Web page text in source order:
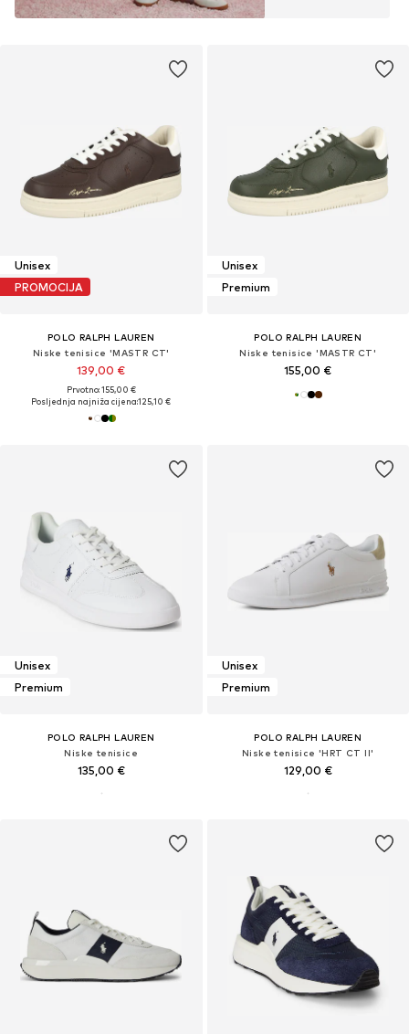
Unisex
PROMOCIJA
POLO RALPH LAUREN
Niske tenisice 'MASTR CT'
139,00 €
Prvotno: 155,00 €
Posljednja najniža cijena:125,10 €
Unisex
Premium
POLO RALPH LAUREN
Niske tenisice 'MASTR CT'
155,00 €
Unisex
Premium
POLO RALPH LAUREN
Niske tenisice
135,00 €
Unisex
Premium
POLO RALPH LAUREN
Niske tenisice 'HRT CT II'
129,00 €